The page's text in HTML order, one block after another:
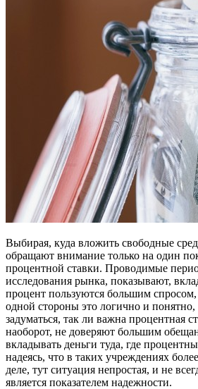
Выбирая, куда вложить свободные
обращают внимание только на один
процентной ставки. Проводимые
исследования рынка, показывают,
процент пользуются большим
одной стороны это логично и
задуматься, так ли важна процентная
наоборот, не доверяют большим
вкладывать деньги туда, где
надеясь, что в таких учреждениях
деле, тут ситуация непростая, и не
является показателем надежности.